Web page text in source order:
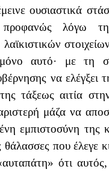
ουσιαστικά
λόγω
αυτό· με τη
να ελέγξει
τάξεως αιτία
μάζα να
εμπιστοσύνη της
που έλεγε
ότι αυτός,